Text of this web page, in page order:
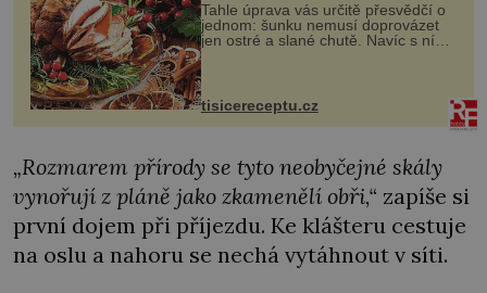
Tahle úprava vás určitě přesvědčí o
jednom: šunku nemusí doprovázet
jen ostré a slané chutě. Navíc s ní
nakrmíte poměrně hodně hladových
krků. Ingredience sádlo 3 kg šunky
vcelku 3 stroužky česneku hl...
tisicereceptu.cz
„Rozmarem přírody se tyto neobyčejné skály
vynořují z pláně jako zkamenělí obři,“ zapíše si
první dojem při příjezdu. Ke klášteru cestuje
na oslu a nahoru se nechá vytáhnout v síti.